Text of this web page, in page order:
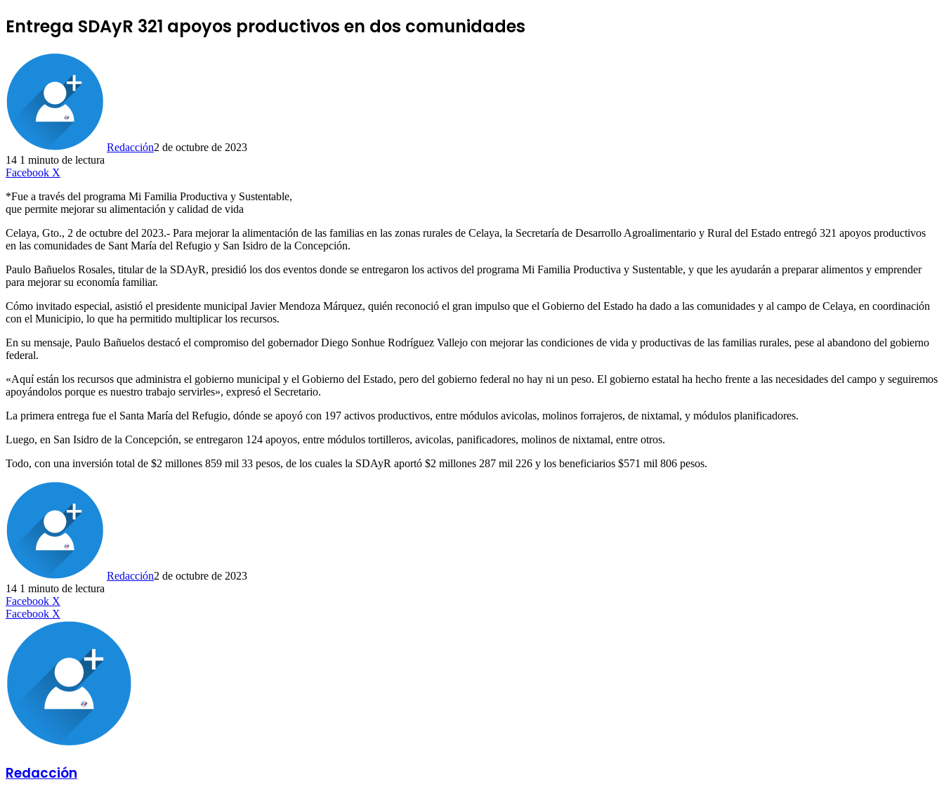
Entrega SDAyR 321 apoyos productivos en dos comunidades
Redacción2 de octubre de 2023
14 1 minuto de lectura
Facebook X
*Fue a través del programa Mi Familia Productiva y Sustentable,
que permite mejorar su alimentación y calidad de vida
Celaya, Gto., 2 de octubre del 2023.- Para mejorar la alimentación de las familias en las zonas rurales de Celaya, la Secretaría de Desarrollo Agroalimentario y Rural del Estado entregó 321 apoyos productivos
en las comunidades de Sant María del Refugio y San Isidro de la Concepción.
Paulo Bañuelos Rosales, titular de la SDAyR, presidió los dos eventos donde se entregaron los activos del programa Mi Familia Productiva y Sustentable, y que les ayudarán a preparar alimentos y emprender
para mejorar su economía familiar.
Cómo invitado especial, asistió el presidente municipal Javier Mendoza Márquez, quién reconoció el gran impulso que el Gobierno del Estado ha dado a las comunidades y al campo de Celaya, en coordinación
con el Municipio, lo que ha permitido multiplicar los recursos.
En su mensaje, Paulo Bañuelos destacó el compromiso del gobernador Diego Sonhue Rodríguez Vallejo con mejorar las condiciones de vida y productivas de las familias rurales, pese al abandono del gobierno
federal.
«Aquí están los recursos que administra el gobierno municipal y el Gobierno del Estado, pero del gobierno federal no hay ni un peso. El gobierno estatal ha hecho frente a las necesidades del campo y seguiremos
apoyándolos porque es nuestro trabajo servirles», expresó el Secretario.
La primera entrega fue el Santa María del Refugio, dónde se apoyó con 197 activos productivos, entre módulos avicolas, molinos forrajeros, de nixtamal, y módulos planificadores.
Luego, en San Isidro de la Concepción, se entregaron 124 apoyos, entre módulos tortilleros, avicolas, panificadores, molinos de nixtamal, entre otros.
Todo, con una inversión total de $2 millones 859 mil 33 pesos, de los cuales la SDAyR aportó $2 millones 287 mil 226 y los beneficiarios $571 mil 806 pesos.
Redacción2 de octubre de 2023
14 1 minuto de lectura
Facebook X
Facebook X
por
electrónico
Redacción